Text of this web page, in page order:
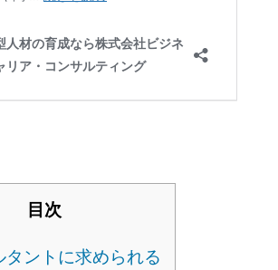
目次
タントに求められる